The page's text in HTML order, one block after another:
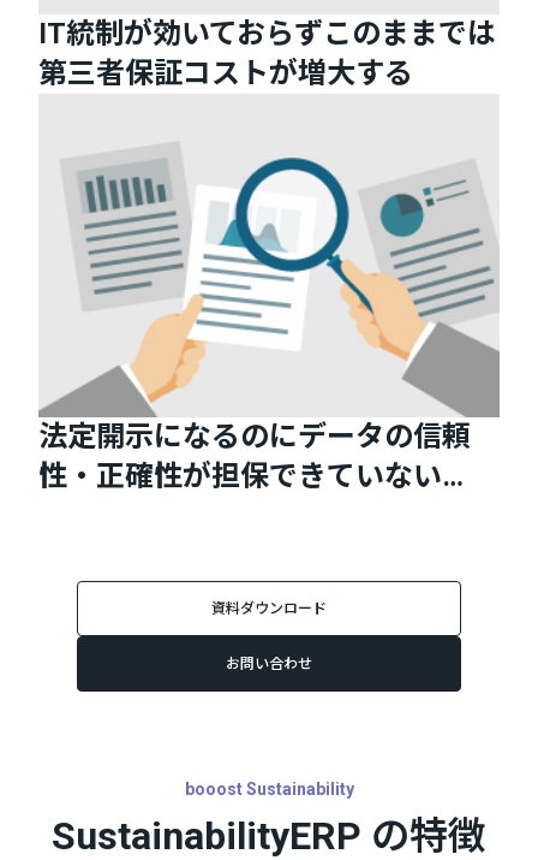
IT統制が効いておらずこのままでは
第三者保証コストが増大する
法定開示になるのにデータの信頼
性・正確性が担保できていない…
資料ダウンロード
お問い合わせ
booost Sustainability
SustainabilityERP の特徴